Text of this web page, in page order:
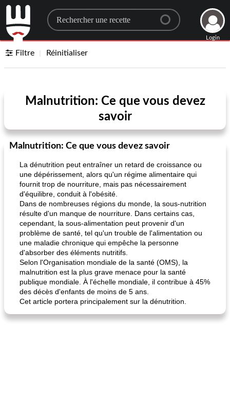
Search for a recipe
Login
Filtre Réinitialiser
Malnutrition: Ce que vous devez
savoir
Malnutrition: Ce que vous devez savoir
La dénutrition peut entraîner un retard de croissance ou
une dépérissement, alors qu'un régime alimentaire qui
fournit trop de nourriture, mais pas nécessairement
d'équilibre, conduit à l'obésité.
Dans de nombreuses régions du monde, la sous-nutrition
résulte d'un manque de nourriture. Dans certains cas,
cependant, la sous-alimentation peut provenir d'un
problème de santé, tel qu'un trouble de l'alimentation ou
une maladie chronique qui empêche la personne
d'absorber des éléments nutritifs.
Selon l'Organisation mondiale de la santé (OMS), la
malnutrition est la plus grave menace pour la santé
publique mondiale. À l'échelle mondiale, il contribue à 45%
des décès d'enfants de moins de 5 ans.
Cet article portera principalement sur la dénutrition.